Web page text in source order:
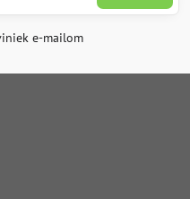
e-mailom